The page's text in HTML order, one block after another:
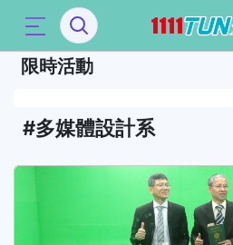
限時活動
多媒體設計系